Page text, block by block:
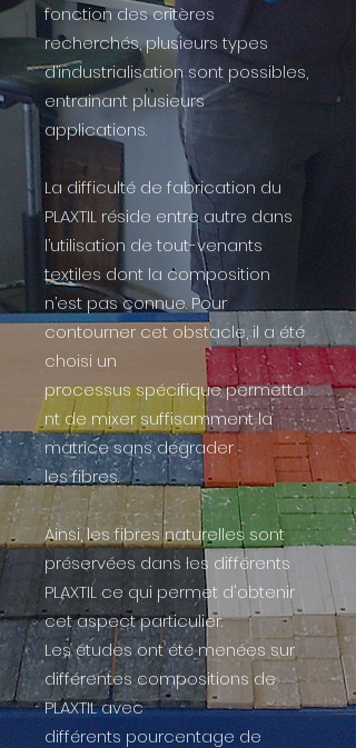
fonction des critères
recherchés, plusieurs types
d’industrialisation sont possibles,
entrainant plusieurs
applications.
La difficulté de fabrication du
PLAXTIL réside entre autre dans
l’utilisation de tout-venants
textiles dont la composition
n’est pas connue. Pour
contourner cet obstacle, il a été
choisi un
processus spécifique permetta
nt de mixer suffisamment la
matrice sans dégrader
les fibres.
Ainsi, les fibres naturelles sont
préservées dans les différents
PLAXTIL ce qui permet d'obtenir
cet aspect particulier.
Les études ont été menées sur
différentes compositions de
PLAXTIL avec
différents pourcentage de